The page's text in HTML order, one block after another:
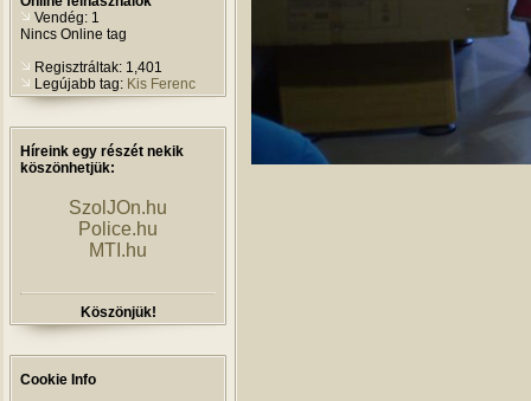
Vendég: 1
Nincs Online tag
Regisztráltak: 1,401
Legújabb tag: Kis Ferenc
Híreink egy részét nekik
köszönhetjük:
SzolJOn.hu
Police.hu
MTI.hu
Köszönjük!
Cookie Info